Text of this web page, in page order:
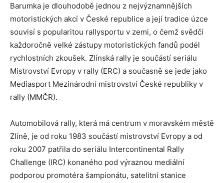
Barumka je dlouhodobě jednou z nejvýznamnějších
motoristických akcí v České republice a její tradice úzce
souvisí s popularitou rallysportu v zemi, o čemž svědčí
každoročně velké zástupy motoristických fandů podél
rychlostních zkoušek. Zlínská rally je součástí seriálu
Mistrovství Evropy v rally (ERC) a současně se jede jako
Mediasport Mezinárodní mistrovství České republiky v
rally (MMČR).
Automobilová rally, která má centrum v moravském městě
Zlíně, je od roku 1983 součástí mistrovství Evropy a od
roku 2007 patřila do seriálu Intercontinental Rally
Challenge (IRC) konaného pod výraznou mediální
podporou promotéra šampionátu, satelitní stanice